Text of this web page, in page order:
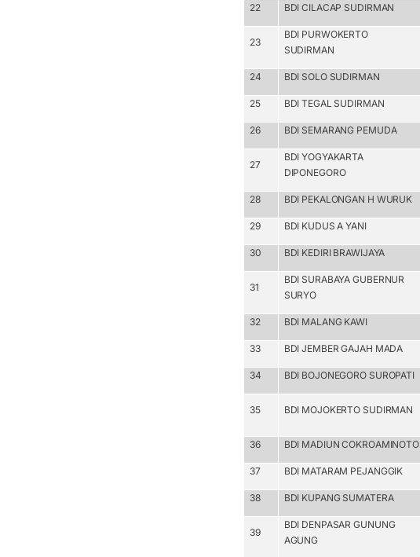
22 BDI CILACAP SUDIRMAN
23
BDI PURWOKERTO
SUDIRMAN
24 BDI SOLO SUDIRMAN
25 BDI TEGAL SUDIRMAN
26 BDI SEMARANG PEMUDA
27
BDI YOGYAKARTA
DIPONEGORO
28 BDI PEKALONGAN H WURUK
29 BDI KUDUS A YANI
30 BDI KEDIRI BRAWIJAYA
31
BDI SURABAYA GUBERNUR
SURYO
32 BDI MALANG KAWI
33 BDI JEMBER GAJAH MADA
34 BDI BOJONEGORO SUROPATI
35 BDI MOJOKERTO SUDIRMAN
36 BDI MADIUN COKROAMINOTO
37 BDI MATARAM PEJANGGIK
38 BDI KUPANG SUMATERA
39
BDI DENPASAR GUNUNG
AGUNG